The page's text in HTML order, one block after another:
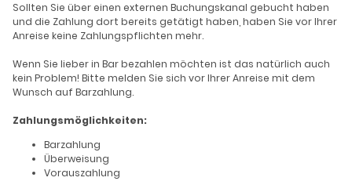
Sollten Sie über einen externen Buchungskanal gebucht haben
und die Zahlung dort bereits getätigt haben, haben Sie vor Ihrer
Anreise keine Zahlungspflichten mehr.
Wenn Sie lieber in Bar bezahlen möchten ist das natürlich auch
kein Problem! Bitte melden Sie sich vor Ihrer Anreise mit dem
Wunsch auf Barzahlung.
Zahlungsmöglichkeiten:
Barzahlung
Überweisung
Vorauszahlung